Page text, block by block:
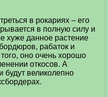
в рокариях – его
в полную силу и
хуже данное растение
рабаток и
оно очень хорошо
откосов. А
будут великолепно